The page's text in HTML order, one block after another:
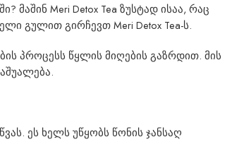
Meri Detox Tea ზუსტად ისაა, რაც
გულით გირჩევთ Meri Detox Tea-ს.
პროცესს წყლის მიღების გაზრდით. მის
ეს ხელს უწყობს წონის ჯანსაღ